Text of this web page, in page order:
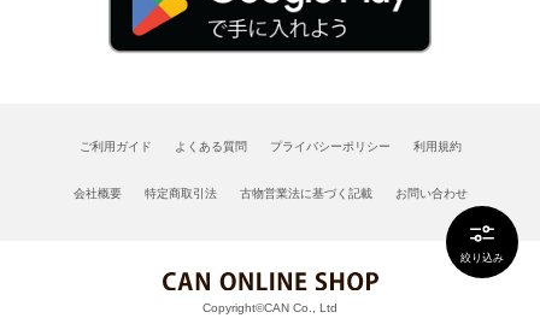
絞り込み
ご利用ガイド よくある質問 プライバシーポリシー 利用規約
会社概要 特定商取引法 古物営業法に基づく記載 お問い合わせ
Copyright©CAN Co., Ltd